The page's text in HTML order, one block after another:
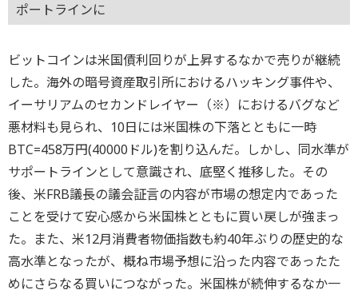
ポートラインに
ビットコインは米国債利回りが上昇するなかで売りが継続
した。海外の暗号資産取引所におけるハッキング事件や、
イーサリアムのセカンドレイヤー（※）におけるバグなど
悪材料も見られ、10日には米国株の下落とともに一時
BTC=458万円(40000ドル)を割り込んだ。しかし、同水準が
サポートラインとして意識され、底堅く推移した。その
後、米FRB議長の議会証言の内容が市場の想定内であった
ことを受けて安心感から米国株とともに買い戻しが強まっ
た。また、米12月消費者物価指数も約40年ぶりの歴史的な
高水準となったが、概ね市場予想に沿った内容であったた
めにさらなる買いにつながった。米国株が続伸するなか一